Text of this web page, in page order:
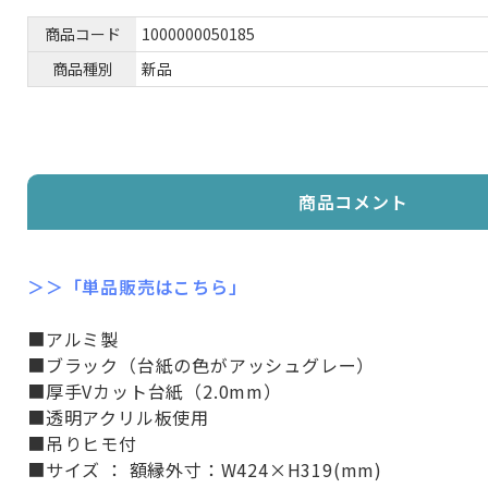
商品コード
1000000050185
商品種別
新品
商品コメント
＞＞「単品販売はこちら」
■アルミ製
■ブラック（台紙の色がアッシュグレー）
■厚手Vカット台紙（2.0mm）
■透明アクリル板使用
■吊りヒモ付
■サイズ ： 額縁外寸：W424×H319(mm)